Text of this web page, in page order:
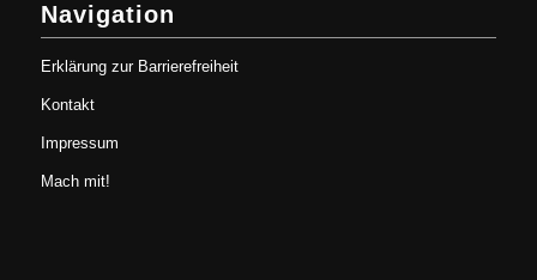
Navigation
Erklärung zur Barrierefreiheit
Kontakt
Impressum
Mach mit!